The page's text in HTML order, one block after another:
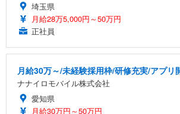
埼玉県
月給28万5,000円～50万円
正社員
月給30万～/未経験採用枠/研修充実/アプリ
ナナイロモバイル株式会社
愛知県
月給30万円～50万円